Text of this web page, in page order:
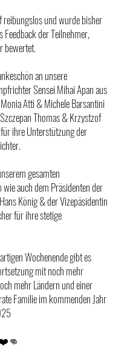
reibungslos und wurde bisher
der Teilnehmer,
bewertet.
an unsere
Sensei Mihai Apan aus
Atti & Michele Barsantini
Thomas & Krzystzof
ihre Unterstützung der
gesamten
auch dem Präsidenten der
König & der Vizepäsidentin
für ihre stetige
Wochenende gibt es
mit noch mehr
mehr Ländern und einer
Familie im kommenden Jahr